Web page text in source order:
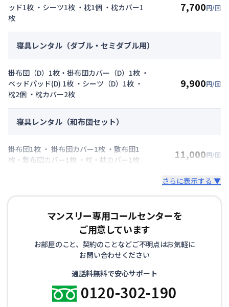
ッド1枚 ・シーツ1枚 ・枕1個 ・枕カバー1
枚
7,700円/回
寝具レンタル（ダブル・セミダブル用）
掛布団（D）1枚・掛布団カバー（D）1枚 ・
ベッドパッド(D) 1枚 ・シーツ（D）1枚 ・
枕2個 ・枕カバー2枚
9,900円/回
寝具レンタル（和布団セット）
掛布団1枚 ・ 掛布団カバー1枚 ・敷布団1
枚・敷布団カバー1枚 ・枕・枕カバー1枚
11,000円/回
さらに表示する ▼
マンスリー専用コールセンターを
ご用意しています
お部屋のこと、契約のことなどご不明点はお気軽に
お問い合わせください
通話料無料で安心サポート
0120-302-190